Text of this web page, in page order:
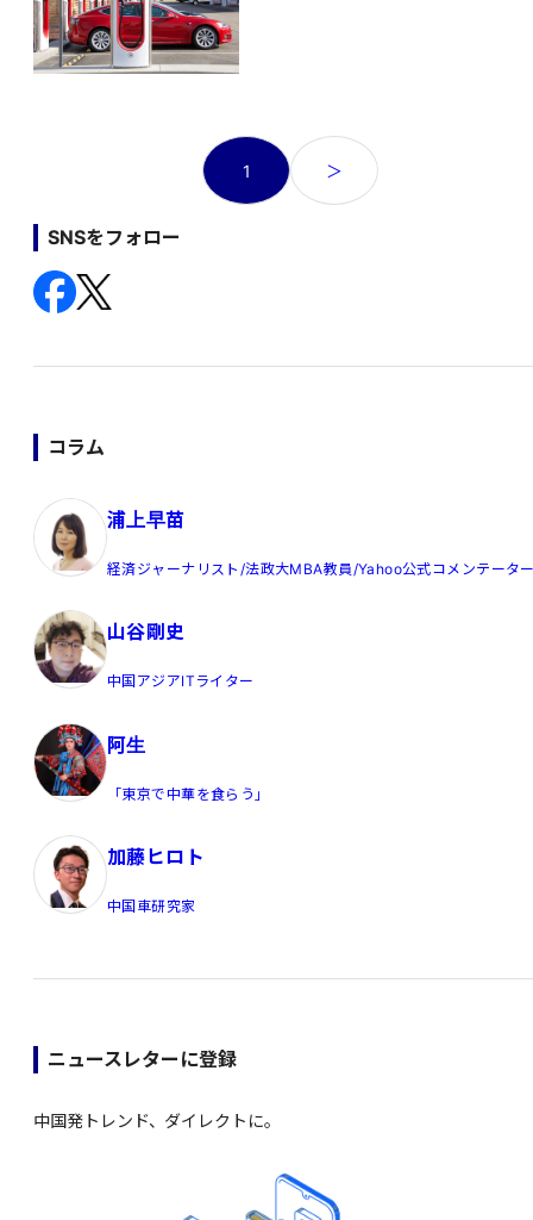
の
ペ
ー
ジ
り
1 ＞
SNSをフォロー
コラム
浦上早苗
経済ジャーナリスト/法政大MBA教員/Yahoo公式コメンテータ
山谷剛史
中国アジアITライター
阿生
「東京で中華を食らう」
加藤ヒロト
中国車研究家
ニュースレターに登録
中国発トレンド、ダイレクトに。